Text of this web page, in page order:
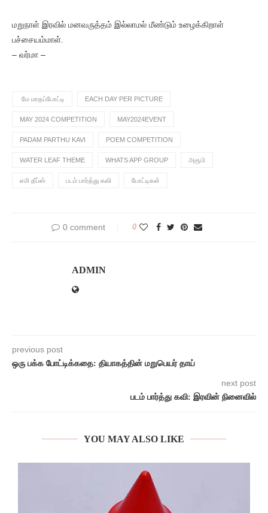
மறுநாள் இரவில் மனவருத்தம் இல்லாமல் மீண்டும் உழைக்கிறாள்
பச்சையம்மாள்.
– வர்மா –
மே மாதப்போட்டி EACH DAY PER PICTURE
MAY 2024 COMPETITION MAY2024EVENT
PADAM PARTHU KAVI POEM COMPETITION
WATER LEAF THEME WHATS APP GROUP அரூபி
எமி தீப்ஸ் படம் பார்த்து கவி போட்டிகள்
0 comment 0
ADMIN
previous post
ஒரு பக்க போட்டிக்கதை: தியாகத்தின் மறுபெயர் தாய்
next post
படம் பார்த்து கவி: இரவின் நினைவில்
YOU MAY ALSO LIKE